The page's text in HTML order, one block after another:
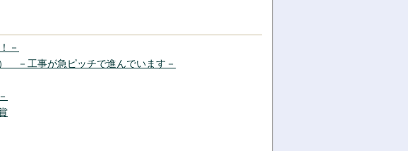
－
－工事が急ピッチで進んでいます－